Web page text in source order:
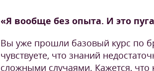
«Я вообще без опыта. И это
Вы уже прошли базовый курс по
чувствуете, что знаний
сложными случаями. Кажется, что